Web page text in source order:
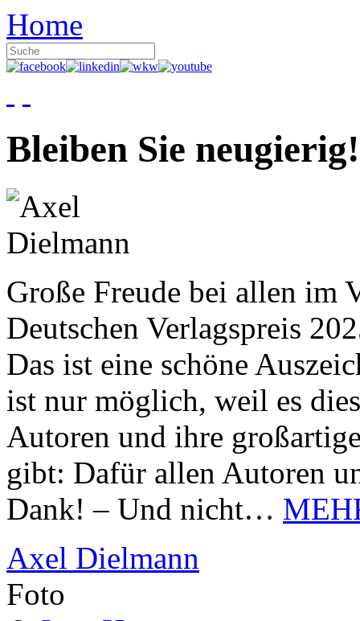
Home
Bleiben Sie neugierig!
Große Freude bei allen im
Deutschen Verlagspreis
Das ist eine schöne
ist nur möglich, weil es
Autoren und ihre
gibt: Dafür allen Autoren
Dank! – Und nicht…
Axel Dielmann
Foto